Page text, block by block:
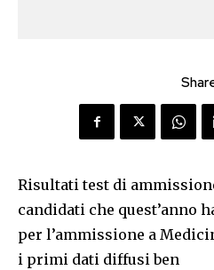
Risultati test di
candidati che quest’anno
per l’ammissione a
i primi dati diffusi ben